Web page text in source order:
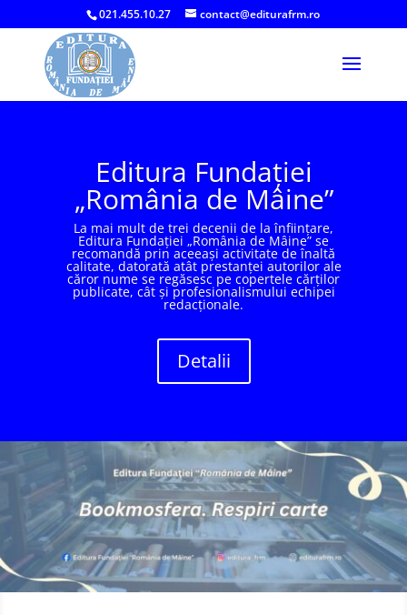
021.455.10.27 contact@editurafrm.ro
Editura Fundației
„România de Mâine”
La mai mult de trei decenii de la înfiinţare,
Editura Fundaţiei „România de Mâine” se
recomandă prin aceeaşi activitate de înaltă
calitate, datorată atât prestanţei autorilor ale
căror nume se regăsesc pe copertele cărţilor
publicate, cât şi profesionalismului echipei
redacţionale.
Detalii